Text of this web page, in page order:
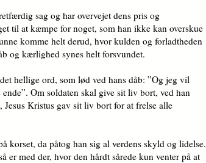
sag og har overvejet dens pris og
til at kæmpe for noget, som han ikke kan overskue
komme helt derud, hvor kulden og forladtheden
og kærlighed synes helt forsvundet.
hellige ord, som lød ved hans dåb: ”Og jeg vil
Om soldaten skal give sit liv bort, ved han
Kristus gav sit liv bort for at frelse alle
korset, da påtog han sig al verdens skyld og lidelse.
er med der, hvor den hårdt sårede kun venter på at